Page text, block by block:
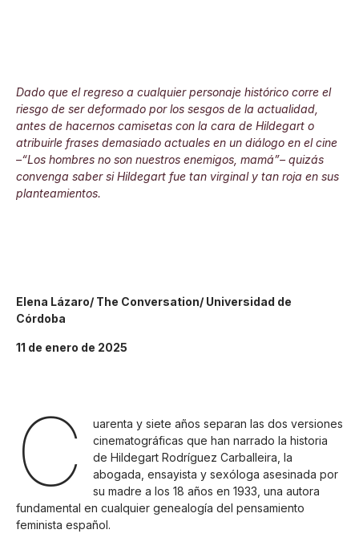
Dado que el regreso a cualquier personaje histórico corre el
riesgo de ser deformado por los sesgos de la actualidad,
antes de hacernos camisetas con la cara de Hildegart o
atribuirle frases demasiado actuales en un diálogo en el cine
–“Los hombres no son nuestros enemigos, mamá”– quizás
convenga saber si Hildegart fue tan virginal y tan roja en sus
planteamientos.
Elena Lázaro/ The Conversation/ Universidad de
Córdoba
11 de enero de 2025
C
uarenta y siete años separan las dos versiones
cinematográficas que han narrado la historia
de Hildegart Rodríguez Carballeira, la
abogada, ensayista y sexóloga asesinada por
su madre a los 18 años en 1933, una autora
fundamental en cualquier genealogía del pensamiento
feminista español.